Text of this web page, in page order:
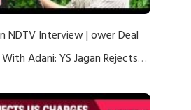
NDTV Interview | ower Deal
Adani: YS Jagan Rejects